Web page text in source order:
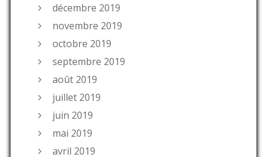
décembre 2019
novembre 2019
octobre 2019
septembre 2019
août 2019
juillet 2019
juin 2019
mai 2019
avril 2019